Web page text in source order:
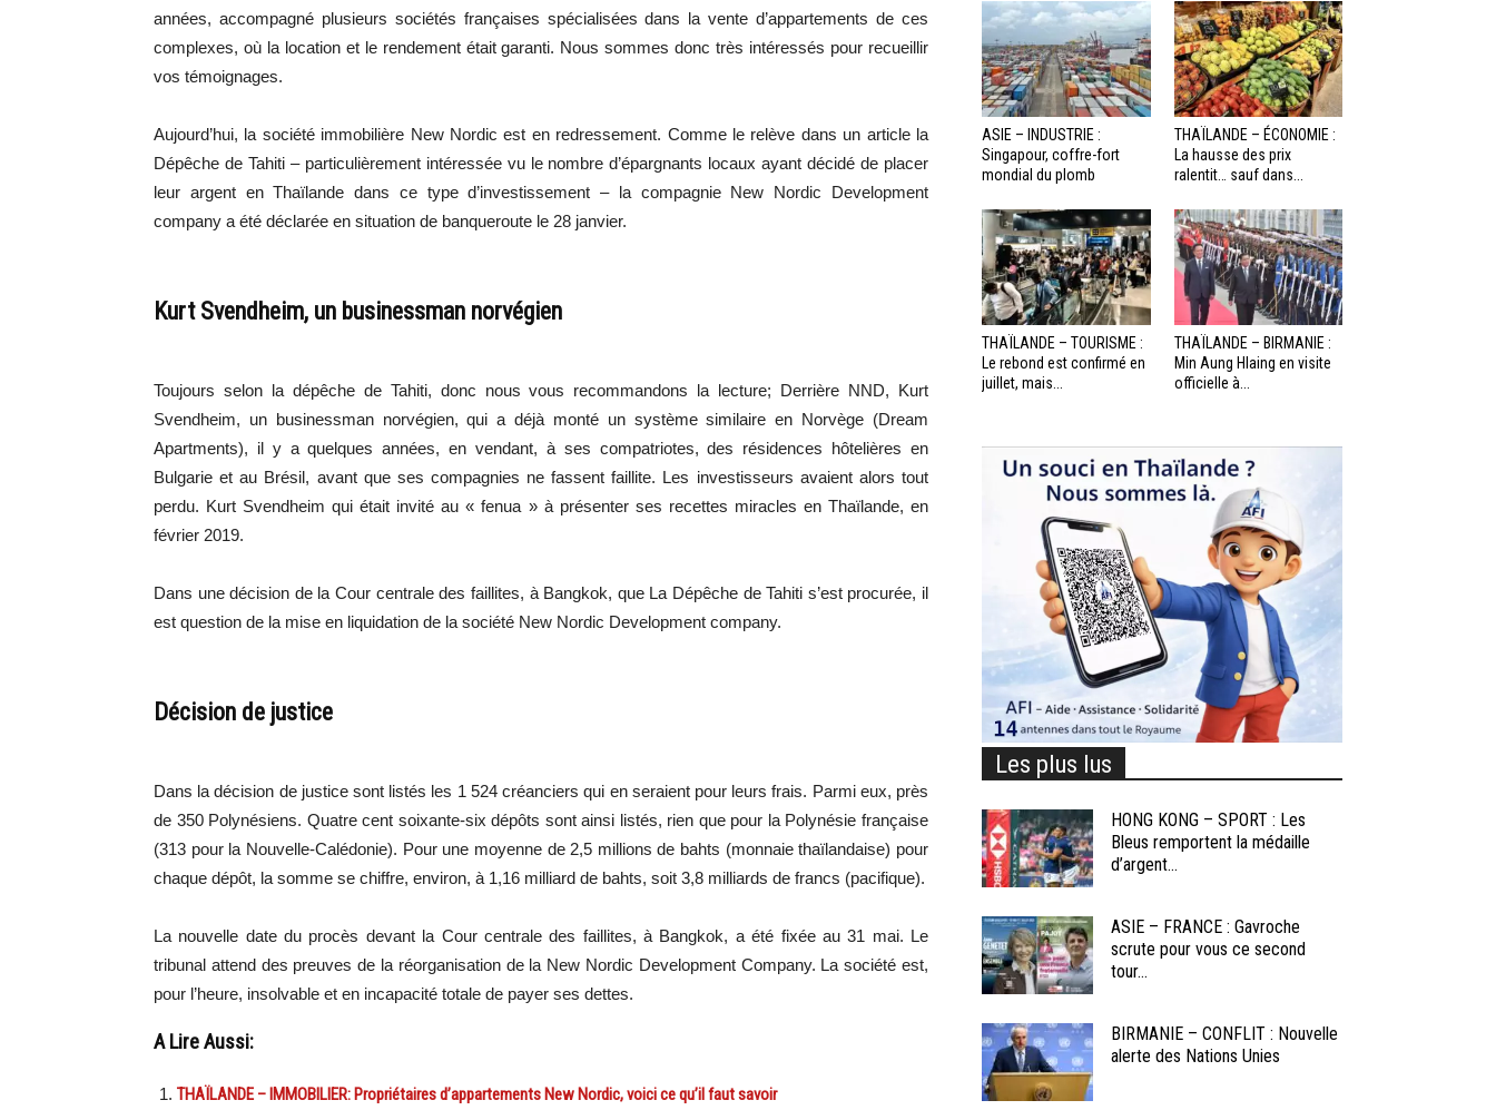
années, accompagné plusieurs sociétés françaises spécialisées dans la vente d’appartements de ces
complexes, où la location et le rendement était garanti. Nous sommes donc très intéressés pour recueillir
vos témoignages.
Aujourd’hui, la société immobilière New Nordic est en redressement. Comme le relève dans un article la
Dépêche de Tahiti – particulièrement intéressée vu le nombre d’épargnants locaux ayant décidé de placer
leur argent en Thaïlande dans ce type d’investissement – la compagnie New Nordic Development
company a été déclarée en situation de banqueroute le 28 janvier.
Kurt Svendheim, un businessman norvégien
Toujours selon la dépêche de Tahiti, donc nous vous recommandons la lecture; Derrière NND, Kurt
Svendheim, un businessman norvégien, qui a déjà monté un système similaire en Norvège (Dream
Apartments), il y a quelques années, en vendant, à ses compatriotes, des résidences hôtelières en
Bulgarie et au Brésil, avant que ses compagnies ne fassent faillite. Les investisseurs avaient alors tout
perdu. Kurt Svendheim qui était invité au « fenua » à présenter ses recettes miracles en Thaïlande, en
février 2019.
Dans une décision de la Cour centrale des faillites, à Bangkok, que La Dépêche de Tahiti s’est procurée, il
est question de la mise en liquidation de la société New Nordic Development company.
Décision de justice
Dans la décision de justice sont listés les 1 524 créanciers qui en seraient pour leurs frais. Parmi eux, près
de 350 Polynésiens. Quatre cent soixante-six dépôts sont ainsi listés, rien que pour la Polynésie française
(313 pour la Nouvelle-Calédonie). Pour une moyenne de 2,5 millions de bahts (monnaie thaïlandaise) pour
chaque dépôt, la somme se chiffre, environ, à 1,16 milliard de bahts, soit 3,8 milliards de francs (pacifique).
La nouvelle date du procès devant la Cour centrale des faillites, à Bangkok, a été fixée au 31 mai. Le
tribunal attend des preuves de la réorganisation de la New Nordic Development Company. La société est,
pour l’heure, insolvable et en incapacité totale de payer ses dettes.
A Lire Aussi:
THAÏLANDE – IMMOBILIER: Propriétaires d’appartements New Nordic, voici ce qu’il faut savoir
ASIE – INDUSTRIE :
Singapour, coffre-fort
mondial du plomb
THAÏLANDE – ÉCONOMIE :
La hausse des prix
ralentit… sauf dans...
THAÏLANDE – TOURISME :
Le rebond est confirmé en
juillet, mais...
THAÏLANDE – BIRMANIE :
Min Aung Hlaing en visite
officielle à...
Les plus lus
HONG KONG – SPORT : Les
Bleus remportent la médaille
d’argent...
ASIE – FRANCE : Gavroche
scrute pour vous ce second
tour...
BIRMANIE – CONFLIT : Nouvelle
alerte des Nations Unies